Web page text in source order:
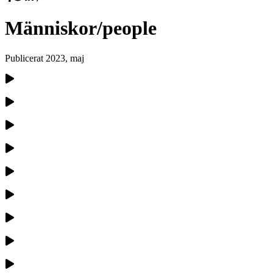
Människor/people
Publicerat 2023, maj